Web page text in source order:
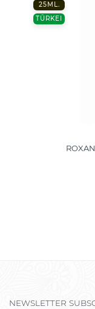
25ML.
TÜRKEI
NEWSLETTER